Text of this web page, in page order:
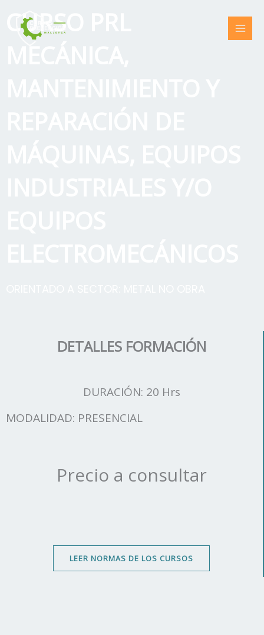
contenidoCURSO PRL
DETALLES FORMACIÓN
DURACIÓN: 20 Hrs
MODALIDAD: PRESENCIAL
Precio a consultar
LEER NORMAS DE LOS CURSOS